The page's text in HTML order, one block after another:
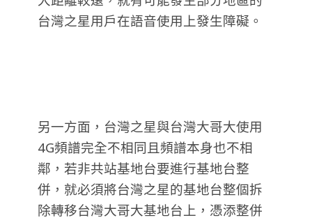
台灣之星用戶在語音使用上發生障礙。
另一方面，台灣之星與台灣大哥大使用
4G頻譜完全不相同且頻譜本身也不相
鄰，若非共站基地台要進行基地台整
併，就必須將台灣之星的基地台整個拆
除轉移台灣大哥大基地台上，憑添整併